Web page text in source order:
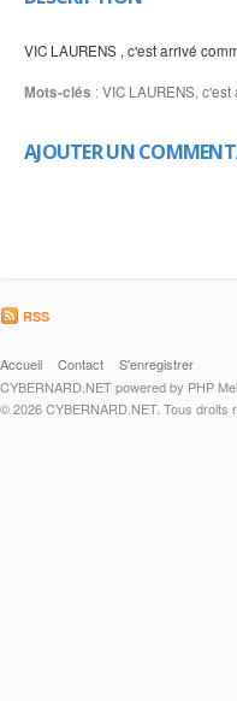
VIC LAURENS , c'est arrivé
Mots-clés :VIC LAURENS, c'est
AJOUTER UN
RSS
Accueil Contact
S'enregistrer
CYBERNARD.NET powered by PHP
© 2026 CYBERNARD.NET. Tous droits